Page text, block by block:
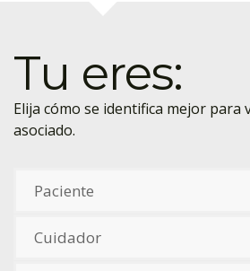
Tu eres:
Elija cómo se identifica mejor para
asociado.
Paciente
Cuidador